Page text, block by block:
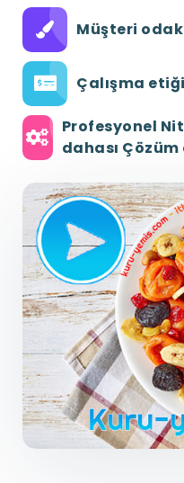
Müşteri
Çalışma
Profesyonel
dahası Çözüm